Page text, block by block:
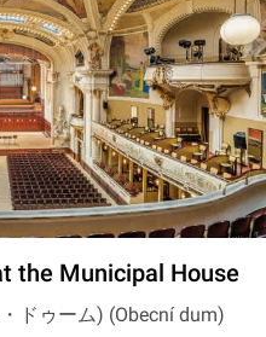
the Municipal House
ドゥーム) (Obecní dum)